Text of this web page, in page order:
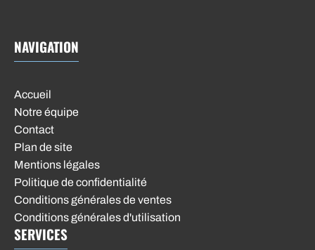
NAVIGATION
Accueil
Notre équipe
Contact
Plan de site
Mentions légales
Politique de confidentialité
Conditions générales de ventes
Conditions générales d'utilisation
SERVICES